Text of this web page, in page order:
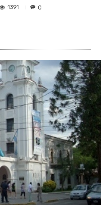
1391 0